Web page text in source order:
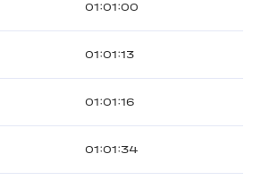
01:01:00
01:01:13
01:01:16
01:01:34